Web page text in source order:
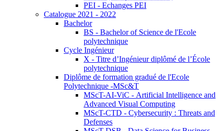
PEI - Echanges PEI
Catalogue 2021 - 2022
Bachelor
BS - Bachelor of Science de l'Ecole
polytechnique
Cycle Ingénieur
X - Titre d’Ingénieur diplômé de l’École
polytechnique
Diplôme de formation gradué de l'Ecole
Polytechnique -MSc&T
MScT-AI-ViC - Artificial Intelligence and
Advanced Visual Computing
MScT-CTD - Cybersecurity : Threats and
Defenses